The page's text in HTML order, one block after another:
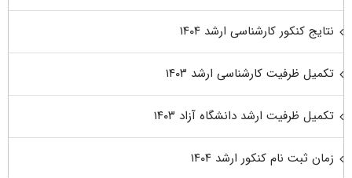
نتایج کنکور کارشناسی ارشد ۱۴۰۴
تکمیل ظرفیت کارشناسی ارشد ۱۴۰۳
تکمیل ظرفیت ارشد دانشگاه آزاد ۱۴۰۳
زمان ثبت نام کنکور ارشد ۱۴۰۴